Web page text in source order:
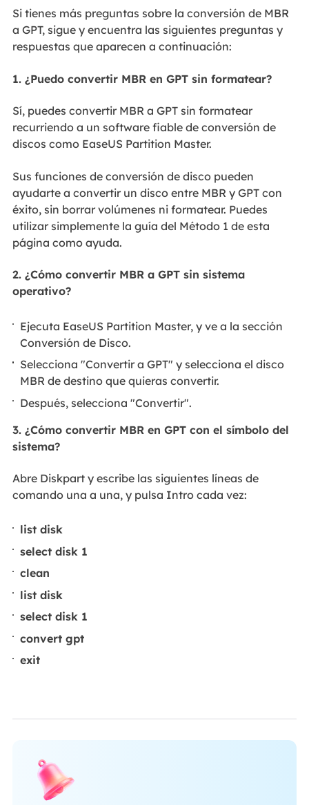
Si tienes más preguntas sobre la conversión de MBR
a GPT, sigue y encuentra las siguientes preguntas y
respuestas que aparecen a continuación:
1. ¿Puedo convertir MBR en GPT sin formatear?
Sí, puedes convertir MBR a GPT sin formatear
recurriendo a un software fiable de conversión de
discos como EaseUS Partition Master.
Sus funciones de conversión de disco pueden
ayudarte a convertir un disco entre MBR y GPT con
éxito, sin borrar volúmenes ni formatear. Puedes
utilizar simplemente la guía del Método 1 de esta
página como ayuda.
2. ¿Cómo convertir MBR a GPT sin sistema
operativo?
Ejecuta EaseUS Partition Master, y ve a la sección
Conversión de Disco.
Selecciona "Convertir a GPT" y selecciona el disco
MBR de destino que quieras convertir.
Después, selecciona "Convertir".
3. ¿Cómo convertir MBR en GPT con el símbolo del
sistema?
Abre Diskpart y escribe las siguientes líneas de
comando una a una, y pulsa Intro cada vez:
list disk
select disk 1
clean
list disk
select disk 1
convert gpt
exit